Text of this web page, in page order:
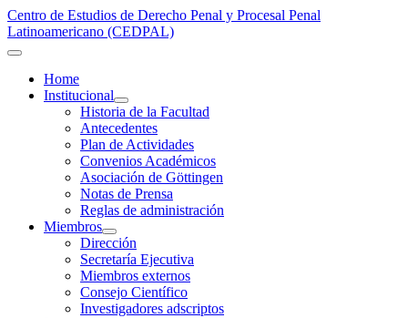
Centro de Estudios de Derecho Penal y Procesal Penal
Latinoamericano (CEDPAL)
Home
Institucional
Historia de la Facultad
Antecedentes
Plan de Actividades
Convenios Académicos
Asociación de Göttingen
Notas de Prensa
Reglas de administración
Miembros
Dirección
Secretaría Ejecutiva
Miembros externos
Consejo Científico
Investigadores adscriptos